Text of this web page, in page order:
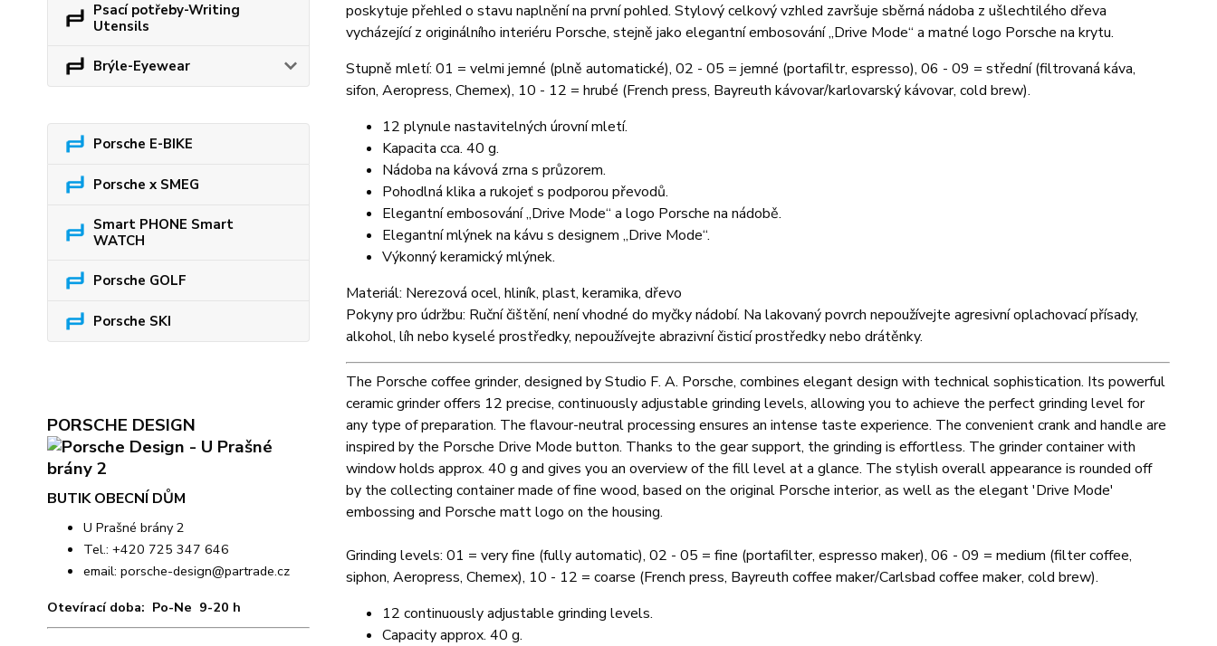
Psací potřeby-Writing
Utensils
Brýle-Eyewear
Porsche E-BIKE
Porsche x SMEG
Smart PHONE Smart
WATCH
Porsche GOLF
Porsche SKI
PORSCHE DESIGN
BUTIK OBECNÍ DŮM
U Prašné brány 2
Tel.: +420 725 347 646
email: porsche-design@partrade.cz
Otevírací doba: Po-Ne 9-20 h
poskytuje přehled o stavu naplnění na první pohled. Stylový celkový vzhled završuje sběrná nádoba z ušlechtilého dřeva
vycházející z originálního interiéru Porsche, stejně jako elegantní embosování „Drive Mode“ a matné logo Porsche na krytu.
Stupně mletí: 01 = velmi jemné (plně automatické), 02 - 05 = jemné (portafiltr, espresso), 06 - 09 = střední (filtrovaná káva,
sifon, Aeropress, Chemex), 10 - 12 = hrubé (French press, Bayreuth kávovar/karlovarský kávovar, cold brew).
12 plynule nastavitelných úrovní mletí.
Kapacita cca. 40 g.
Nádoba na kávová zrna s průzorem.
Pohodlná klika a rukojeť s podporou převodů.
Elegantní embosování „Drive Mode“ a logo Porsche na nádobě.
Elegantní mlýnek na kávu s designem „Drive Mode“.
Výkonný keramický mlýnek.
Materiál: Nerezová ocel, hliník, plast, keramika, dřevo
Pokyny pro údržbu: Ruční čištění, není vhodné do myčky nádobí. Na lakovaný povrch nepoužívejte agresivní oplachovací přísady,
alkohol, líh nebo kyselé prostředky, nepoužívejte abrazivní čisticí prostředky nebo drátěnky.
The Porsche coffee grinder, designed by Studio F. A. Porsche, combines elegant design with technical sophistication. Its powerful
ceramic grinder offers 12 precise, continuously adjustable grinding levels, allowing you to achieve the perfect grinding level for
any type of preparation. The flavour-neutral processing ensures an intense taste experience. The convenient crank and handle are
inspired by the Porsche Drive Mode button. Thanks to the gear support, the grinding is effortless. The grinder container with
window holds approx. 40 g and gives you an overview of the fill level at a glance. The stylish overall appearance is rounded off
by the collecting container made of fine wood, based on the original Porsche interior, as well as the elegant 'Drive Mode'
embossing and Porsche matt logo on the housing.
Grinding levels: 01 = very fine (fully automatic), 02 - 05 = fine (portafilter, espresso maker), 06 - 09 = medium (filter coffee,
siphon, Aeropress, Chemex), 10 - 12 = coarse (French press, Bayreuth coffee maker/Carlsbad coffee maker, cold brew).
12 continuously adjustable grinding levels.
Capacity approx. 40 g.